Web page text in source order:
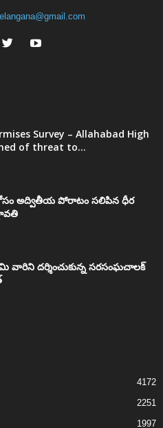
Survey – Allahabad High
of threat to...
అద్వితీయ పోరాటం సలిపిన ధీర
వారిని దర్శించుకున్న సరసంఘచాలక్
4172
2251
1997